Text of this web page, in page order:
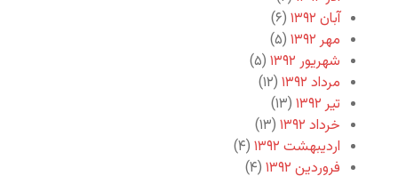
آبان ۱۳۹۲
(۶)
مهر ۱۳۹۲
(۵)
شهریور ۱۳۹۲
(۵)
مرداد ۱۳۹۲
(۱۲)
تیر ۱۳۹۲
(۱۳)
خرداد ۱۳۹۲
(۱۳)
اردیبهشت ۱۳۹۲
(۴)
فروردین ۱۳۹۲
(۴)